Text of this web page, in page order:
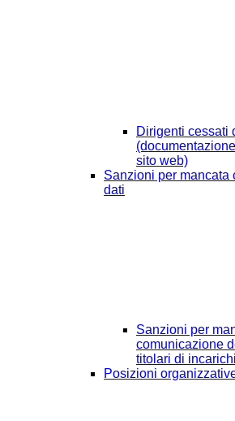
Dirigenti cessati
sito web)
Sanzioni per mancata
dati
Sanzioni per
comunicazione
titolari di
Posizioni